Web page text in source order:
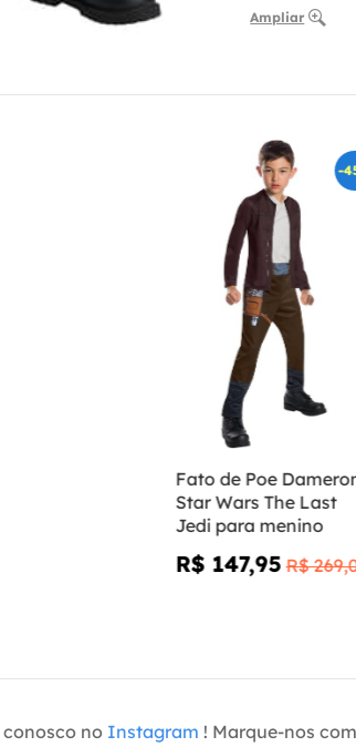
Ampliar
-
Fato de Poe
Star Wars The Last
Jedi para menino
R$ 147,95 R$
no Instagram ! Marque-nos